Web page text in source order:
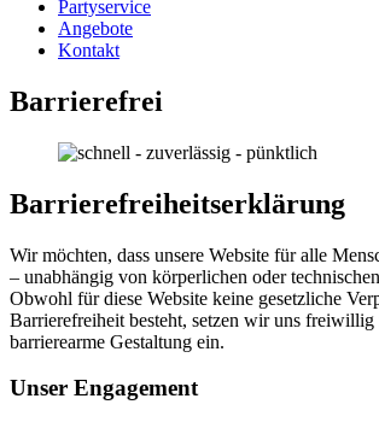
Partyservice
Angebote
Kontakt
Barrierefrei
Barrierefreiheitserklärung
Wir möchten, dass unsere Website für alle
– unabhängig von körperlichen oder
Obwohl für diese Website keine gesetzliche
Barrierefreiheit besteht, setzen wir uns
barrierearme Gestaltung ein.
Unser Engagement